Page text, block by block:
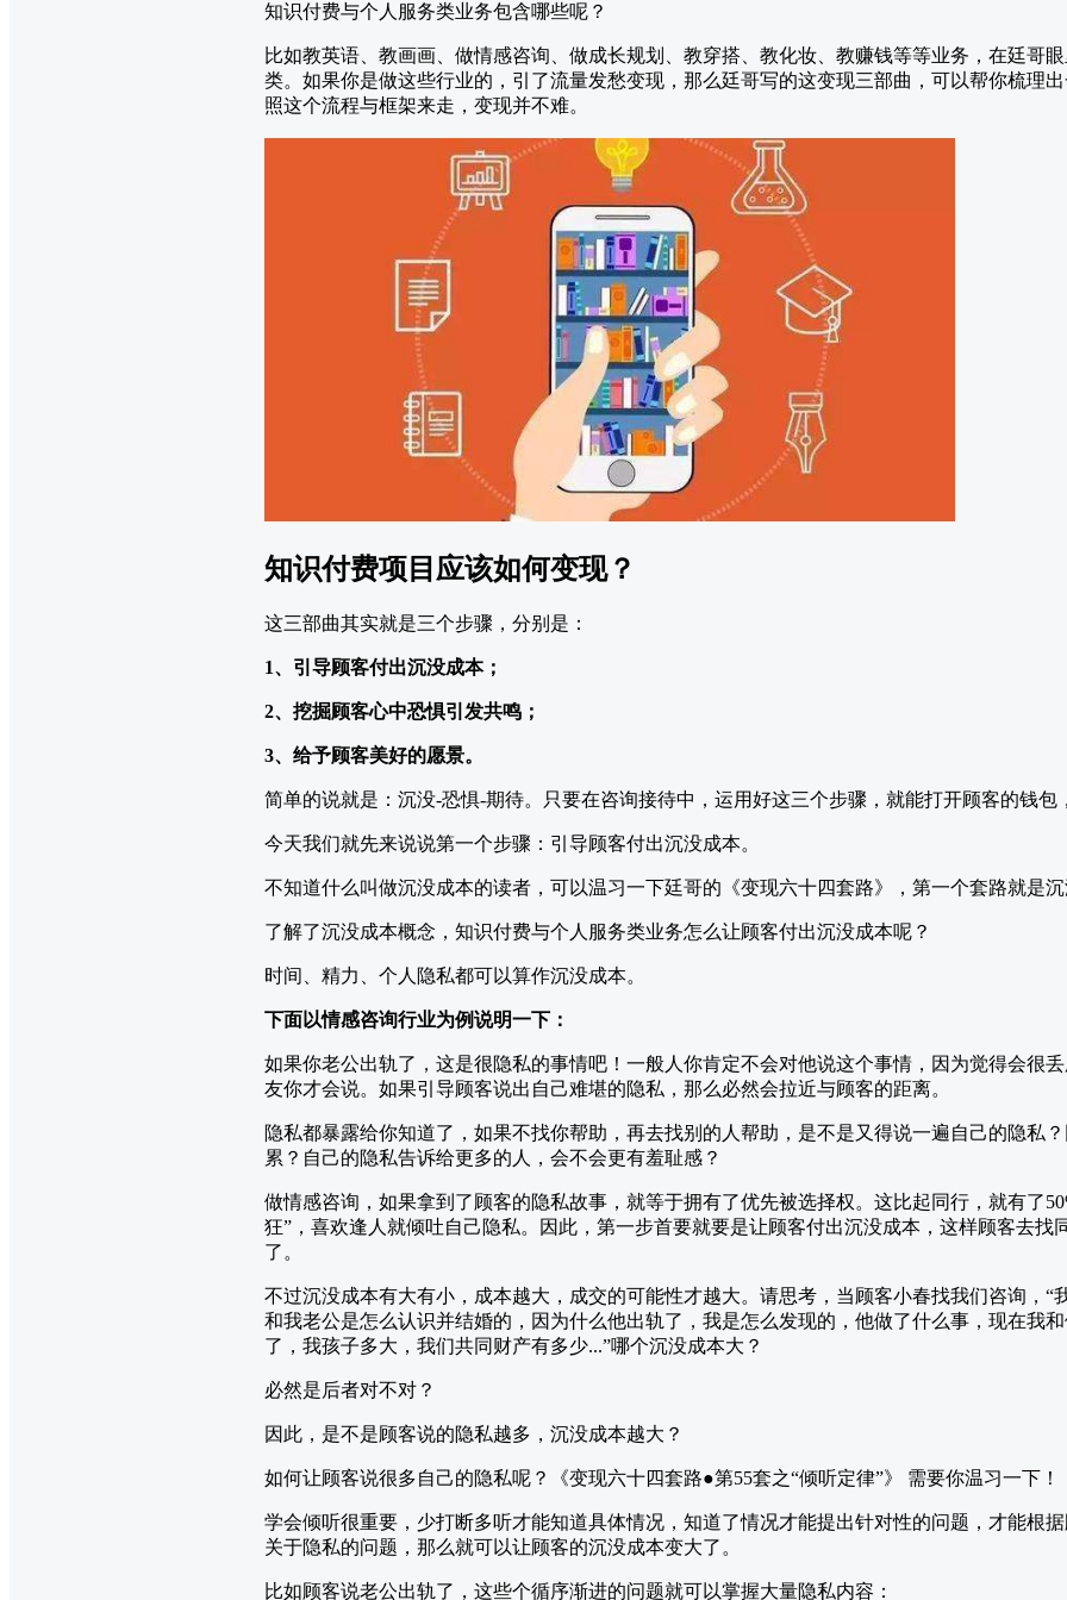
知识付费与个人服务类业务包含哪些呢？
比如教英语、教画画、做情感咨询、做成长规划、教穿搭、教化妆、教赚钱等等业务，在廷哥
类。如果你是做这些行业的，引了流量发愁变现，那么廷哥写的这变现三部曲，可以帮你梳理
照这个流程与框架来走，变现并不难。
知识付费项目应该如何变现？
这三部曲其实就是三个步骤，分别是：
1、引导顾客付出沉没成本；
2、挖掘顾客心中恐惧引发共鸣；
3、给予顾客美好的愿景。
简单的说就是：沉没-恐惧-期待。只要在咨询接待中，运用好这三个步骤，就能打开顾客的钱包
今天我们就先来说说第一个步骤：引导顾客付出沉没成本。
不知道什么叫做沉没成本的读者，可以温习一下廷哥的《变现六十四套路》，第一个套路就是
了解了沉没成本概念，知识付费与个人服务类业务怎么让顾客付出沉没成本呢？
时间、精力、个人隐私都可以算作沉没成本。
下面以情感咨询行业为例说明一下：
如果你老公出轨了，这是很隐私的事情吧！一般人你肯定不会对他说这个事情，因为觉得会很
友你才会说。如果引导顾客说出自己难堪的隐私，那么必然会拉近与顾客的距离。
隐私都暴露给你知道了，如果不找你帮助，再去找别的人帮助，是不是又得说一遍自己的隐私
累？自己的隐私告诉给更多的人，会不会更有羞耻感？
做情感咨询，如果拿到了顾客的隐私故事，就等于拥有了优先被选择权。这比起同行，就有了
狂”，喜欢逢人就倾吐自己隐私。因此，第一步首要就要是让顾客付出沉没成本，这样顾客去找
了。
不过沉没成本有大有小，成本越大，成交的可能性才越大。请思考，当顾客小春找我们咨询，“
和我老公是怎么认识并结婚的，因为什么他出轨了，我是怎么发现的，他做了什么事，现在我
了，我孩子多大，我们共同财产有多少...”哪个沉没成本大？
必然是后者对不对？
因此，是不是顾客说的隐私越多，沉没成本越大？
如何让顾客说很多自己的隐私呢？《变现六十四套路●第55套之“倾听定律”》 需要你温习一下！
学会倾听很重要，少打断多听才能知道具体情况，知道了情况才能提出针对性的问题，才能根
关于隐私的问题，那么就可以让顾客的沉没成本变大了。
比如顾客说老公出轨了，这些个循序渐进的问题就可以掌握大量隐私内容：